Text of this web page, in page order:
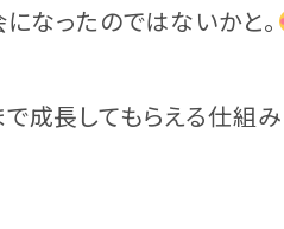
なったのではないかと。
成長してもらえる仕組み